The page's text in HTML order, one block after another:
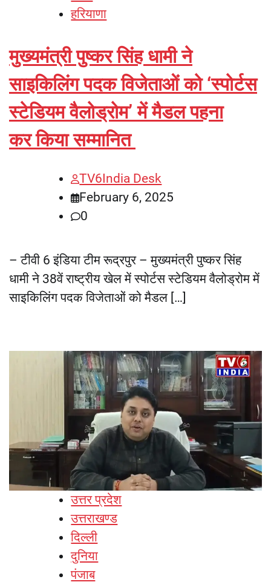
हरियाणा
मुख्यमंत्री पुष्कर सिंह धामी ने
साइकिलिंग पदक विजेताओं को ‘स्पोर्टस
स्टेडियम वैलोड्रोम’ में मैडल पहना
कर किया सम्मानित
TV6India Desk
February 6, 2025
0
– टीवी 6 इंडिया टीम रूद्रपुर – मुख्यमंत्री पुष्कर सिंह
धामी ने 38वें राष्ट्रीय खेल में स्पोर्टस स्टेडियम वैलोड्रोम में
साइकिलिंग पदक विजेताओं को मैडल […]
उत्तर प्रदेश
उत्तराखण्ड
दिल्ली
दुनिया
पंजाब